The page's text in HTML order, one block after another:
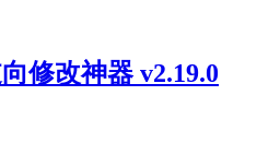
修改神器 v2.19.0